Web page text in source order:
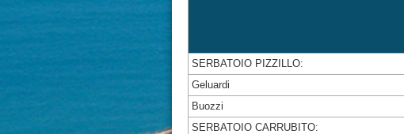
SERBATOIO PIZZILLO:
Geluardi
Buozzi
SERBATOIO CARRUBITO: